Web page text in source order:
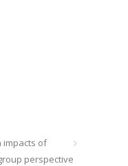
impacts of
perspective